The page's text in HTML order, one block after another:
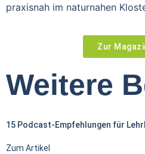
praxisnah im naturnahen
Zur
Weitere
15 Podcast-Empfehlungen für
Zum Artikel